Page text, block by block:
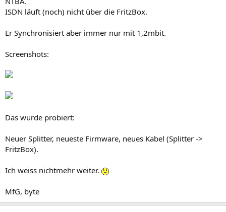
ISDN läuft (noch) nicht über die FritzBox.
Er Synchronisiert aber immer nur mit 1,2mbit.
Screenshots:
Das wurde probiert:
Neuer Splitter, neueste Firmware, neues Kabel (Splitter ->
FritzBox).
Ich weiss nichtmehr weiter.
MfG, byte